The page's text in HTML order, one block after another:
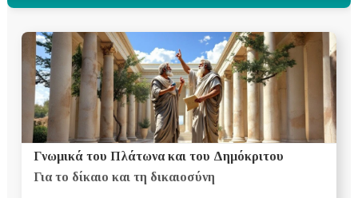
Γνωμικά του Πλάτωνα και του Δημόκριτου
Για το δίκαιο και τη δικαιοσύνη